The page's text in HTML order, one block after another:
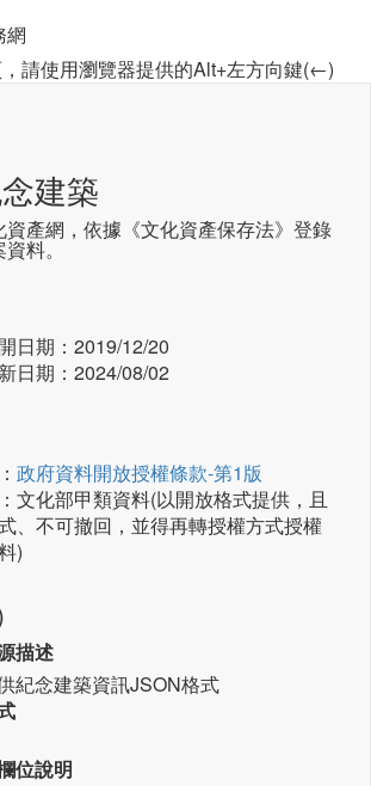
網
請使用瀏覽器提供的Alt+左方向鍵(←)
建築
產網，依據《文化資產保存法》登錄
料。
日期： 2019/12/20
日期： 2024/08/02
政府資料開放授權條款-第1版
文化部甲類資料(以開放格式提供，且
、不可撤回，並得再轉授權方式授權
)
描述
紀念建築資訊JSON格式
位說明